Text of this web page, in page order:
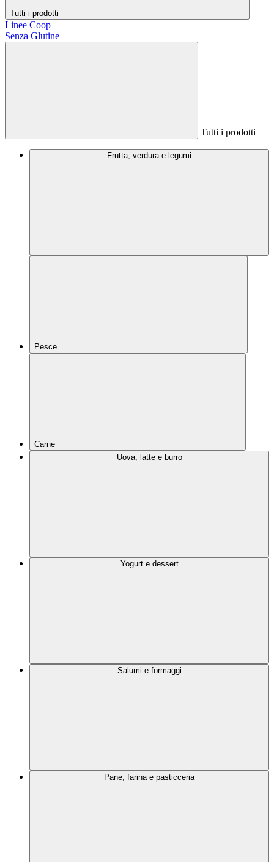
Tutti i prodotti
Linee Coop
Senza Glutine
Tutti i prodotti
Frutta, verdura e legumi
Pesce
Carne
Uova, latte e burro
Yogurt e dessert
Salumi e formaggi
Pane, farina e pasticceria